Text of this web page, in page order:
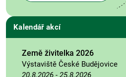
Kalendář akcí
Země živitelka 2026
Výstaviště České Budějovice
20.8.2026 - 25.8.2026